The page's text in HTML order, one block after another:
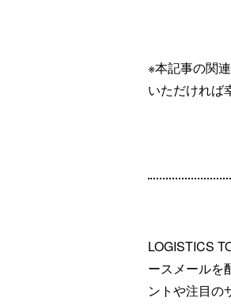
※本記事の関
いただければ
LOGISTICS
ースメールを
ントや注目の